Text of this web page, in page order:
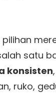
satu
konsisten
ruko,